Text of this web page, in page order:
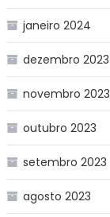
janeiro 2024
dezembro 2023
novembro 2023
outubro 2023
setembro 2023
agosto 2023